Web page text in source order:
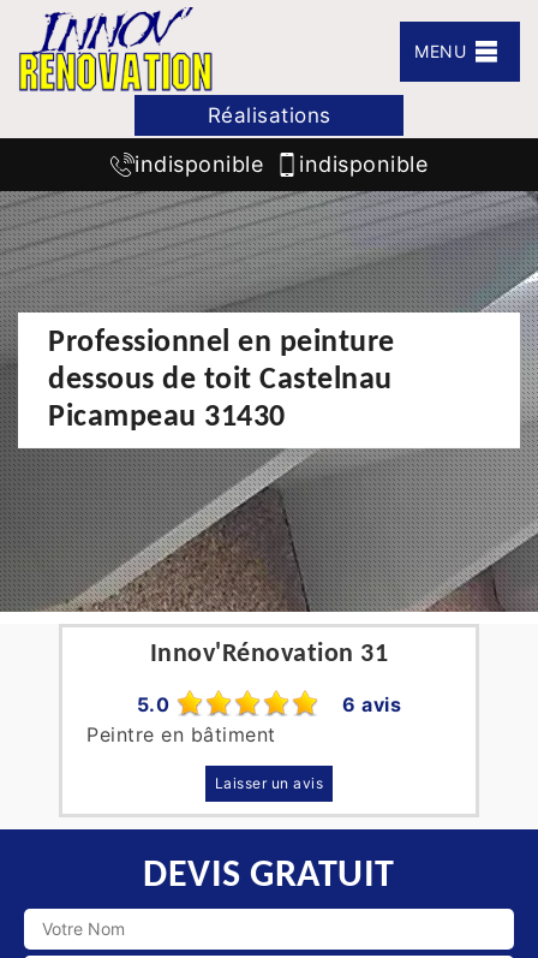
MENU
Réalisations
indisponible indisponible
Professionnel en peinture
dessous de toit Castelnau
Picampeau 31430
Innov'Rénovation 31
5.0
6 avis
Peintre en bâtiment
Laisser un avis
DEVIS GRATUIT